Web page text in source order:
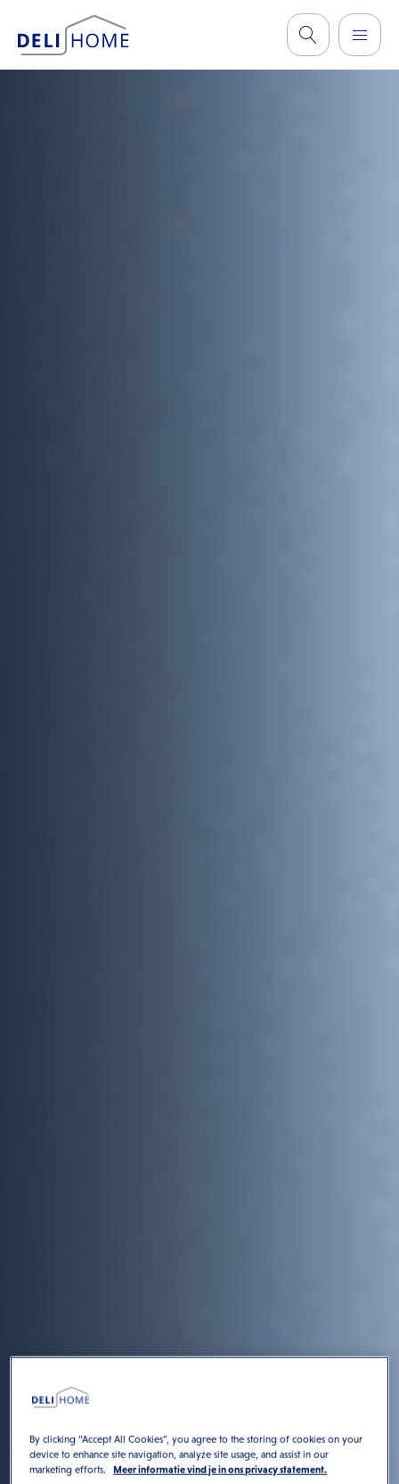
By clicking “Accept All Cookies”, you agree to the storing of cookies on your
device to enhance site navigation, analyze site usage, and assist in our
marketing efforts.
Meer informatie vind je in ons privacy statement.